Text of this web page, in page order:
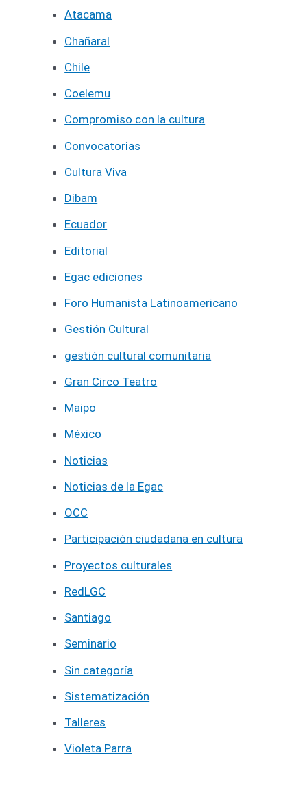
Atacama
Chañaral
Chile
Coelemu
Compromiso con la cultura
Convocatorias
Cultura Viva
Dibam
Ecuador
Editorial
Egac ediciones
Foro Humanista Latinoamericano
Gestión Cultural
gestión cultural comunitaria
Gran Circo Teatro
Maipo
México
Noticias
Noticias de la Egac
OCC
Participación ciudadana en cultura
Proyectos culturales
RedLGC
Santiago
Seminario
Sin categoría
Sistematización
Talleres
Violeta Parra